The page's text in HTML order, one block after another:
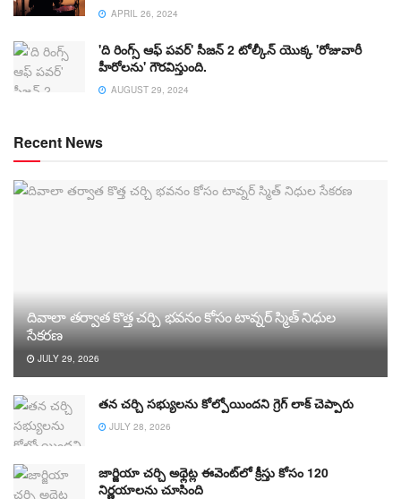
APRIL 26, 2024
'ది రింగ్స్ ఆఫ్ పవర్' సీజన్ 2 టోల్కీన్ యొక్క 'రోజువారీ
హీరోలను' గౌరవిస్తుంది.
AUGUST 29, 2024
Recent News
దివాలా తర్వాత కొత్త చర్చి భవనం కోసం టావ్నర్ స్మిత్ నిధుల
సేకరణ
JULY 29, 2026
తన చర్చి సభ్యులను కోల్పోయిందని గ్రెగ్ లాక్ చెప్పారు
JULY 28, 2026
జార్జియా చర్చి అథ్లెట్ల ఈవెంట్‌లో క్రీస్తు కోసం 120
నిర్ణయాలను చూసింది